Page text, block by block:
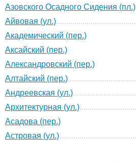
Азовского Осадного Сидения (пл.)
Айвовая (ул.)
Академический (пер.)
Аксайский (пер.)
Александровский (пер.)
Алтайский (пер.)
Андреевская (ул.)
Архитектурная (ул.)
Асадова (пер.)
Астровая (ул.)